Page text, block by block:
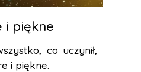
i piękne
co uczynił,
i piękne.